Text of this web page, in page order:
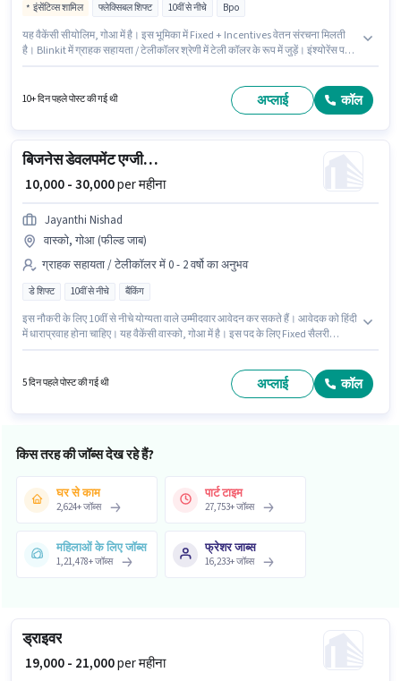
इंसेंटिव्स शामिल फ्लेक्सिबल शिफ्ट 10वीं से नीचे Bpo
यह वैकेंसी सीयोलिम, गोआ में है। इस भूमिका में Fixed + Incentives वेतन संरचना मिलती
है। Blinkit में ग्राहक सहायता / टेलीकॉलर श्रेणी में टेली कॉलर के रूप में जुड़ें। इंश्योरेंस पद
साथ और 6 days working प्रति सप्ताह है।
10+ दिन पहले पोस्ट की गई थी अप्लाई कॉल
बिजनेस डेवलपमेंट एग्जीक्यूटिव
₹ 10,000 - 30,000per महीना
Jayanthi Nishad
वास्को, गोआ (फील्ड जाब)
ग्राहक सहायता / टेलीकॉलर में 0 - 2 वर्षो का अनुभव
डे शिफ्ट 10वीं से नीचे बैंकिंग
इस नौकरी के लिए 10वीं से नीचे योग्यता वाले उम्मीदवार आवेदन कर सकते हैं। आवेदक को हिंदी
में धाराप्रवाह होना चाहिए। यह वैकेंसी वास्को, गोआ में है। इस पद के लिए Fixed सैलरी
प्रति सप्ताह है।
5 दिन पहले पोस्ट की गई थी अप्लाई कॉल
किस तरह की जॉब्स देख रहे हैं?
घर से काम
2,624+जॉब्स
पार्ट टाइम
27,753+जॉब्स
महिलाओं के लिए जॉब्स
1,21,478+जॉब्स
फ्रेशर जाब्स
16,233+जॉब्स
ड्राइवर
₹ 19,000 - 21,000per महीना